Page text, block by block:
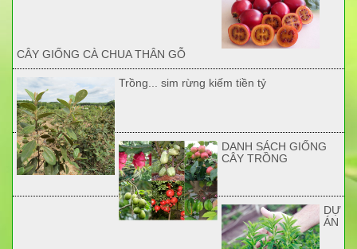
CÂY GIỐNG CÀ CHUA THÂN GỖ
Trồng... sim rừng kiếm tiền tỷ
DANH SÁCH GIỐNG
CÂY TRỒNG
DỰ
ÁN